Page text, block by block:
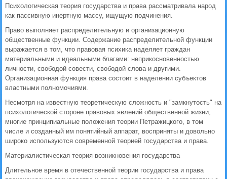
Психологическая теория государства и права рассматривала народ
как пассивную инертную массу, ищущую подчинения.
Право выполняет распределительную и организационную
общественные функции. Содержание распределительной функции
выражается в том, что правовая психика наделяет граждан
материальными и идеальными благами: неприкосновенностью
личности, свободой совести, свободой слова и другими.
Организационная функция права состоит в наделении субъектов
властными полномочиями.
Несмотря на известную теоретическую сложность и "замкнутость" на
психологической стороне правовых явлений общественной жизни,
многие принципиальные положения теории Петражицкого, в том
числе и созданный им понятийный аппарат, восприняты и довольно
широко используются современной теорией государства и права.
Материалистическая теория возникновения государства
Длительное время в отечественной теории государства и права